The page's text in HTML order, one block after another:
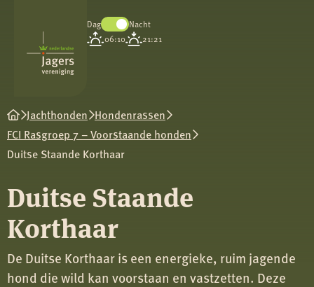
Koninklijke
Nederlandse
Jagersvereniging
Dag
Nacht
06:10
21:21
Jachthonden Hondenrassen
FCI Rasgroep 7 – Voorstaande honden
Duitse Staande Korthaar
Duitse Staande
Korthaar
De Duitse Korthaar is een energieke, ruim jagende
hond die wild kan voorstaan en vastzetten. Deze